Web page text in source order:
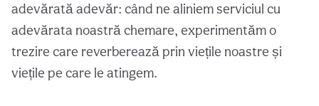
adevărată adevăr: când ne aliniem serviciul cu
adevărata noastră chemare, experimentăm o
trezire care reverberează prin viețile noastre și
viețile pe care le atingem.